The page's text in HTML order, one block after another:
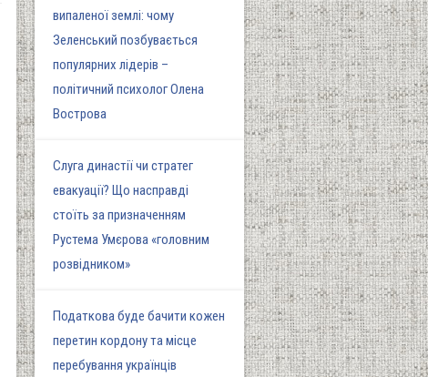
випаленої землі: чому
Зеленський позбувається
популярних лідерів –
політичний психолог Олена
Вострова
Слуга династії чи стратег
евакуації? Що насправді
стоїть за призначенням
Рустема Умєрова «головним
розвідником»
Податкова буде бачити кожен
перетин кордону та місце
перебування українців